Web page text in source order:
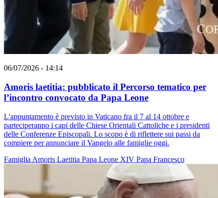
06/07/2026 - 14:14
Amoris laetitia: pubblicato il Percorso tematico per
l’incontro convocato da Papa Leone
L'appuntamento è previsto in Vaticano fra il 7 al 14 ottobre e
parteciperanno i capi delle Chiese Orientali Cattoliche e i presidenti
delle Conferenze Episcopali. Lo scopo è di riflettere sui passi da
compiere per annunciare il Vangelo alle famiglie oggi.
Famiglia Amoris Laetitia Papa Leone XIV Papa Francesco